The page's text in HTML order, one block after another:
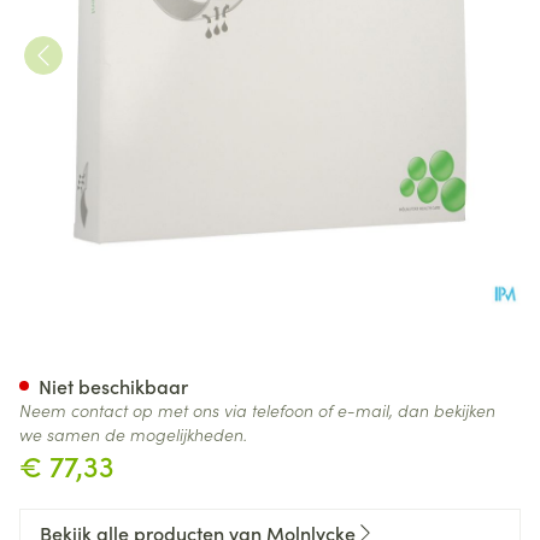
€ 77,33
Niet beschikbaar
Neem contact op met ons via telefoon of e-mail, dan bekijken
we samen de mogelijkheden.
Bekijk alle producten van Molnlycke